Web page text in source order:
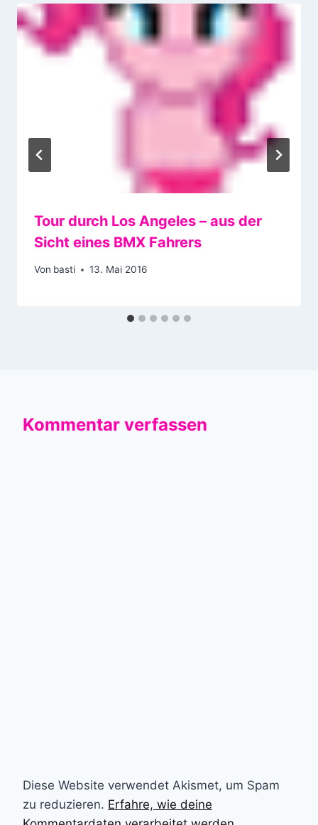
Tour durch Los Angeles – aus der
Sicht eines BMX Fahrers
Von basti 13. Mai 2016
Kommentar verfassen
Diese Website verwendet Akismet, um Spam
zu reduzieren. Erfahre, wie deine